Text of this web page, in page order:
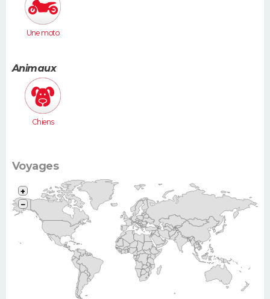
Une moto
Animaux
Chiens
Voyages
+
−